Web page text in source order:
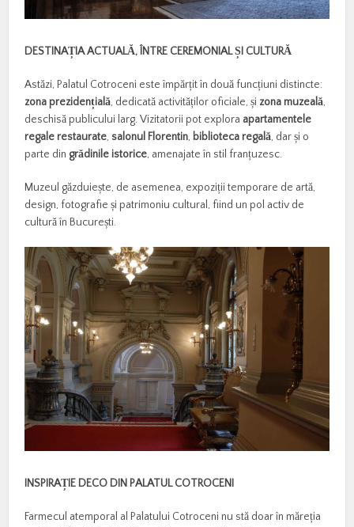
DESTINAȚIA ACTUALĂ, NTRE CEREMONIALȘ I CULTURĂ
Astăzi, Palatul Cotroceni este împărțit în două funcțiuni distincte:
zona prezidențială, dedicată activităților oficiale, și zona muzeală,
deschisă publicului larg. Vizitatorii pot explora apartamentele
regale restaurate, salonul Florentin, biblioteca regală, dar și o
parte din grădinile istorice, amenajate în stil franțuzesc.
Muzeul găzduiește, de asemenea, expoziții temporare de artă,
design, fotografie și patrimoniu cultural, fiind un pol activ de
cultură în București.
INSPIRAȚIE DECO DIN PALATUL COTROCENI
Farmecul atemporal al Palatului Cotroceni nu stă doar în măreția